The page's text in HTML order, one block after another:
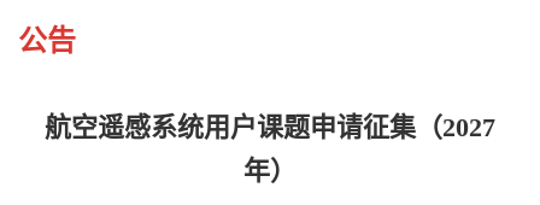
公告
航空遥感系统用户课题申请征集（2027
年）